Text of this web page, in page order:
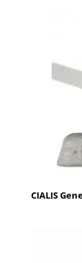
CIALIS